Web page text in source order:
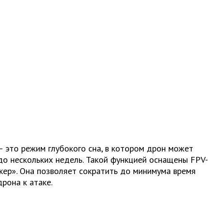
это режим глубокого сна, в котором дрон может
нескольких недель. Такой функцией оснащены FPV-
Она позволяет сократить до минимума время
к атаке.